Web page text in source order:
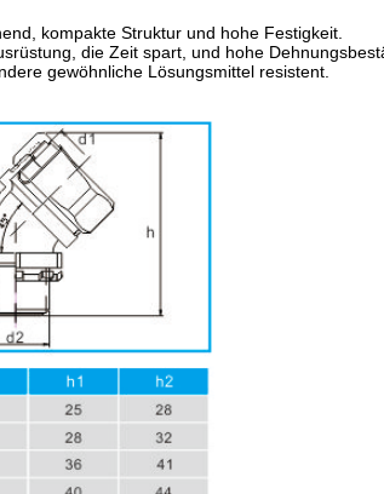
kompakte Struktur und hohe Festigkeit.
die Zeit spart, und hohe
gewöhnliche Lösungsmittel resistent.